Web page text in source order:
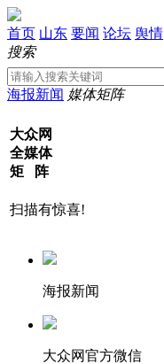
首页 山东 要闻 论坛 舆情
搜索
海报新闻 媒体矩阵
大众网
全媒体
矩 阵
扫描有惊喜!
海报新闻
大众网官方微信